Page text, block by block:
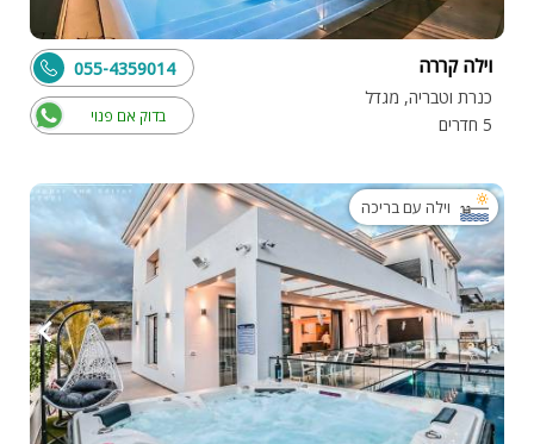
וילה קררה
כנרת וטבריה, מגדל
5 חדרים
בדוק אם פנוי
055-4359014
וילה עם בריכה